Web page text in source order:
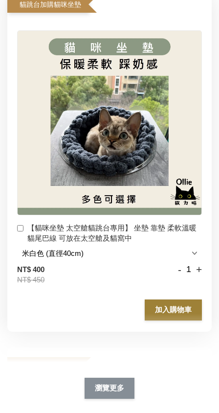
貓跳台加購貓咪坐墊
【貓咪坐墊 太空艙貓跳台專用】 坐墊 靠墊 柔軟溫暖
貓尾巴線 可放在太空艙及貓窩中
NT$ 400
NT$ 450
- +
加入購物車
瀏覽更多